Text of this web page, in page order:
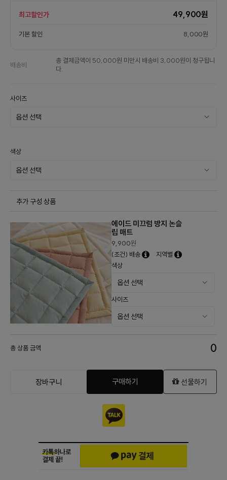
최고할인가 49,900원
기본 할인 8,000원
배송비
총 결제금액이 50,000원 미만시 배송비 3,000원이 청구됩니
다.
사이즈
색상
추가 구성 상품
에이드 미끄럼 방지 논슬
립 매트
9,900원
(조건) 배송
지역별
색상
사이즈
총 상품 금액 0
장바구니 구매하기 선물하기